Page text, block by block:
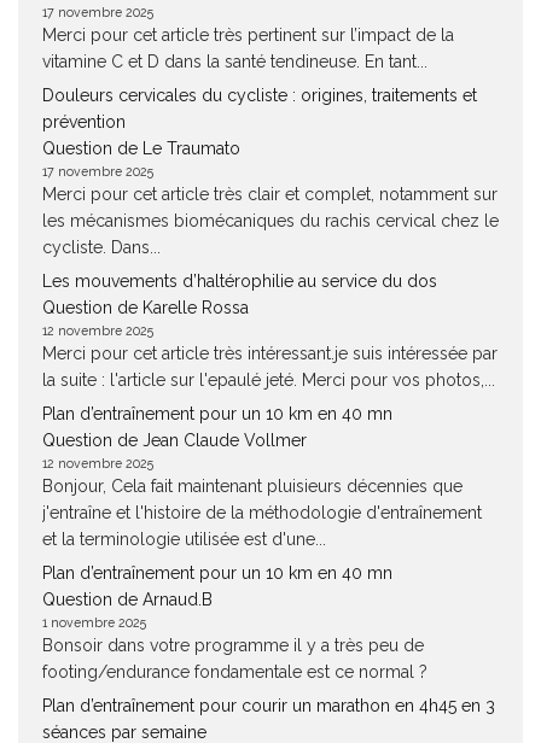
17 novembre 2025
Merci pour cet article très pertinent sur l’impact de la
vitamine C et D dans la santé tendineuse. En tant...
Douleurs cervicales du cycliste : origines, traitements et
prévention
Question de Le Traumato
17 novembre 2025
Merci pour cet article très clair et complet, notamment sur
les mécanismes biomécaniques du rachis cervical chez le
cycliste. Dans...
Les mouvements d’haltérophilie au service du dos
Question de Karelle Rossa
12 novembre 2025
Merci pour cet article très intéressant.je suis intéressée par
la suite : l'article sur l'epaulé jeté. Merci pour vos photos,...
Plan d’entraînement pour un 10 km en 40 mn
Question de Jean Claude Vollmer
12 novembre 2025
Bonjour, Cela fait maintenant pluisieurs décennies que
j'entraîne et l'histoire de la méthodologie d'entraînement
et la terminologie utilisée est d'une...
Plan d’entraînement pour un 10 km en 40 mn
Question de Arnaud.B
1 novembre 2025
Bonsoir dans votre programme il y a très peu de
footing/endurance fondamentale est ce normal ?
Plan d’entraînement pour courir un marathon en 4h45 en 3
séances par semaine